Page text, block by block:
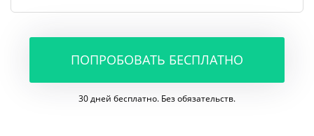
ПОПРОБОВАТЬ БЕСПЛАТНО
30 дней бесплатно. Без обязательств.